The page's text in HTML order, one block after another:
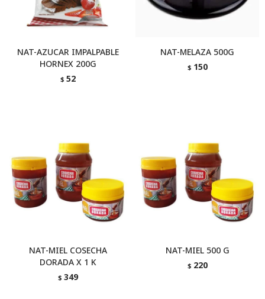
NAT-AZUCAR IMPALPABLE
HORNEX 200G
$ 52
NAT-MELAZA 500G
$ 150
NAT-MIEL COSECHA
DORADA X 1 K
$ 349
NAT-MIEL 500 G
$ 220